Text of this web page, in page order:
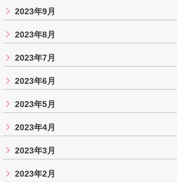
2023年9月
2023年8月
2023年7月
2023年6月
2023年5月
2023年4月
2023年3月
2023年2月